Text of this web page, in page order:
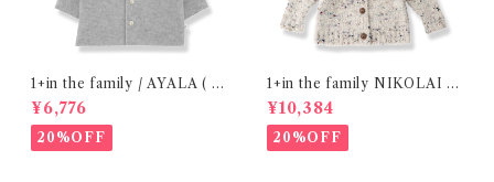
1+in the family / AYALA ( 2
4m )
¥6,776
20%OFF
1+in the family NIKOLAI ( 1
2,24m )
¥10,384
20%OFF